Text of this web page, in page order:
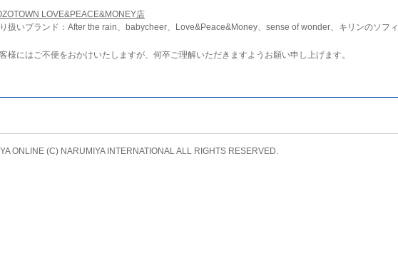
LOVE&PEACE&MONEY店
扱いブランド：After the rain、babycheer、Love&Peace&Money、sense of wonder、キリンのソフィ
様にはご不便をおかけいたしますが、何卒ご理解いただきますようお願い申し上げます。